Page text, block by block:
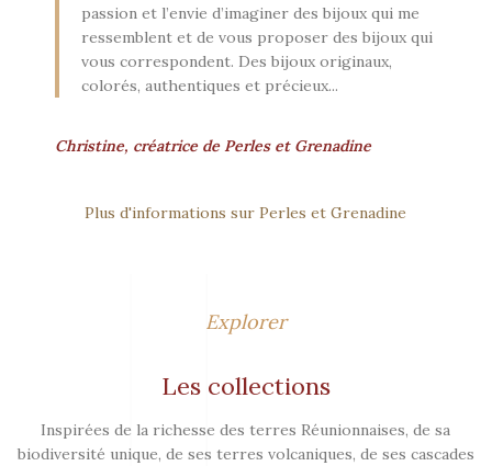
passion et l’envie d’imaginer des bijoux qui me
ressemblent et de vous proposer des bijoux qui
vous correspondent. Des bijoux originaux,
colorés, authentiques et précieux...
Christine, créatrice de Perles et Grenadine
Plus d'informations sur Perles et Grenadine
Explorer
Les collections
Inspirées de la richesse des terres Réunionnaises, de sa
biodiversité unique, de ses terres volcaniques, de ses cascades